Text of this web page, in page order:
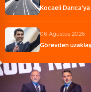
Kocaeli
06 Ağustos 2026
Görevden